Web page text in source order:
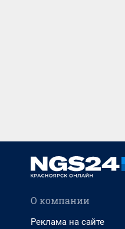
О компании
Реклама на сайте